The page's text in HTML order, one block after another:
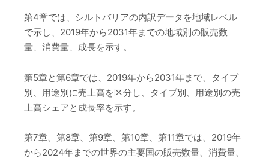
第4章では、シルトバリアの内訳データを地域レベル
で示し、2019年から2031年までの地域別の販売数
量、消費量、成長を示す。
第5章と第6章では、2019年から2031年まで、タイプ
別、用途別に売上高を区分し、タイプ別、用途別の売
上高シェアと成長率を示す。
第7章、第8章、第9章、第10章、第11章では、2019年
から2024年までの世界の主要国の販売数量、消費量、